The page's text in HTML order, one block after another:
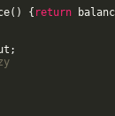
( ) { return
;